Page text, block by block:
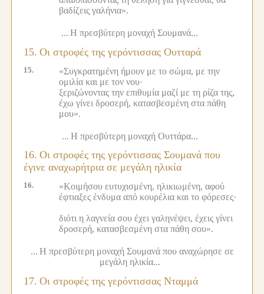
βαδίζεις γαλήνια».
... Η πρεσβύτερη μοναχή Σουμανά...
15. Οι στροφές της γερόντισσας Ουτταρά
15.
«Συγκρατημένη ήμουν με το σώμα, με την
ομιλία και με τον νου·
ξεριζώνοντας την επιθυμία μαζί με τη ρίζα της,
έχω γίνει δροσερή, κατασβεσμένη στα πάθη
μου».
... Η πρεσβύτερη μοναχή Ουττάρα...
16. Οι στροφές της γερόντισσας Σουμανά που
έγινε αναχωρήτρια σε μεγάλη ηλικία
16.
«Κοιμήσου ευτυχισμένη, ηλικιωμένη, αφού
έφτιαξες ένδυμα από κουρέλια και το φόρεσες·
διότι η λαγνεία σου έχει γαληνέψει, έχεις γίνει
δροσερή, κατασβεσμένη στα πάθη σου».
... Η πρεσβύτερη μοναχή Σουμανά που αναχώρησε σε
μεγάλη ηλικία...
17. Οι στροφές της γερόντισσας Νταμμά